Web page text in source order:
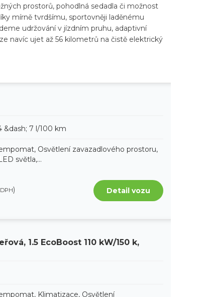
prostorů, pohodlná sedadla či možnost
mírně tvrdšímu, sportovněji laděnému
udržování v jízdním pruhu, adaptivní
navíc ujet až 56 kilometrů na čistě elektrický
&dash; 7 l/100 km
Osvětlení zavazadlového prostoru,
světla,...
)
Detail vozu
1.5 EcoBoost 110 kW/150 k,
Klimatizace, Osvětlení